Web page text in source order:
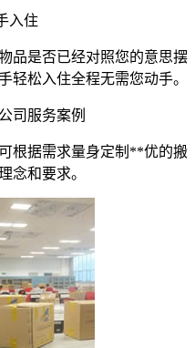
入住
品是否已经对照您的意思摆
轻松入住全程无需您动手。
司服务案例
根据需求量身定制**优的搬
念和要求。